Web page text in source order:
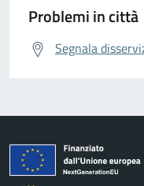
Problemi in città
Segnala